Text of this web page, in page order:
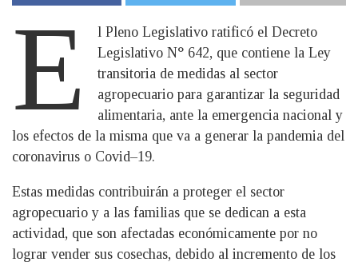
E
l Pleno Legislativo ratificó el Decreto
Legislativo N° 642, que contiene la Ley
transitoria de medidas al sector
agropecuario para garantizar la seguridad
alimentaria, ante la emergencia nacional y
los efectos de la misma que va a generar la pandemia del
coronavirus o Covid–19.
Estas medidas contribuirán a proteger el sector
agropecuario y a las familias que se dedican a esta
actividad, que son afectadas económicamente por no
lograr vender sus cosechas, debido al incremento de los